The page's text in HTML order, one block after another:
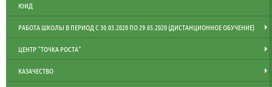
ЮИД
РАБОТА ШКОЛЫ В ПЕРИОД С 30.03.2020 ПО 29.05.2020 (ДИСТАНЦИОННОЕ ОБУЧЕНИЕ)
ЦЕНТР "ТОЧКА РОСТА"
КАЗАЧЕСТВО